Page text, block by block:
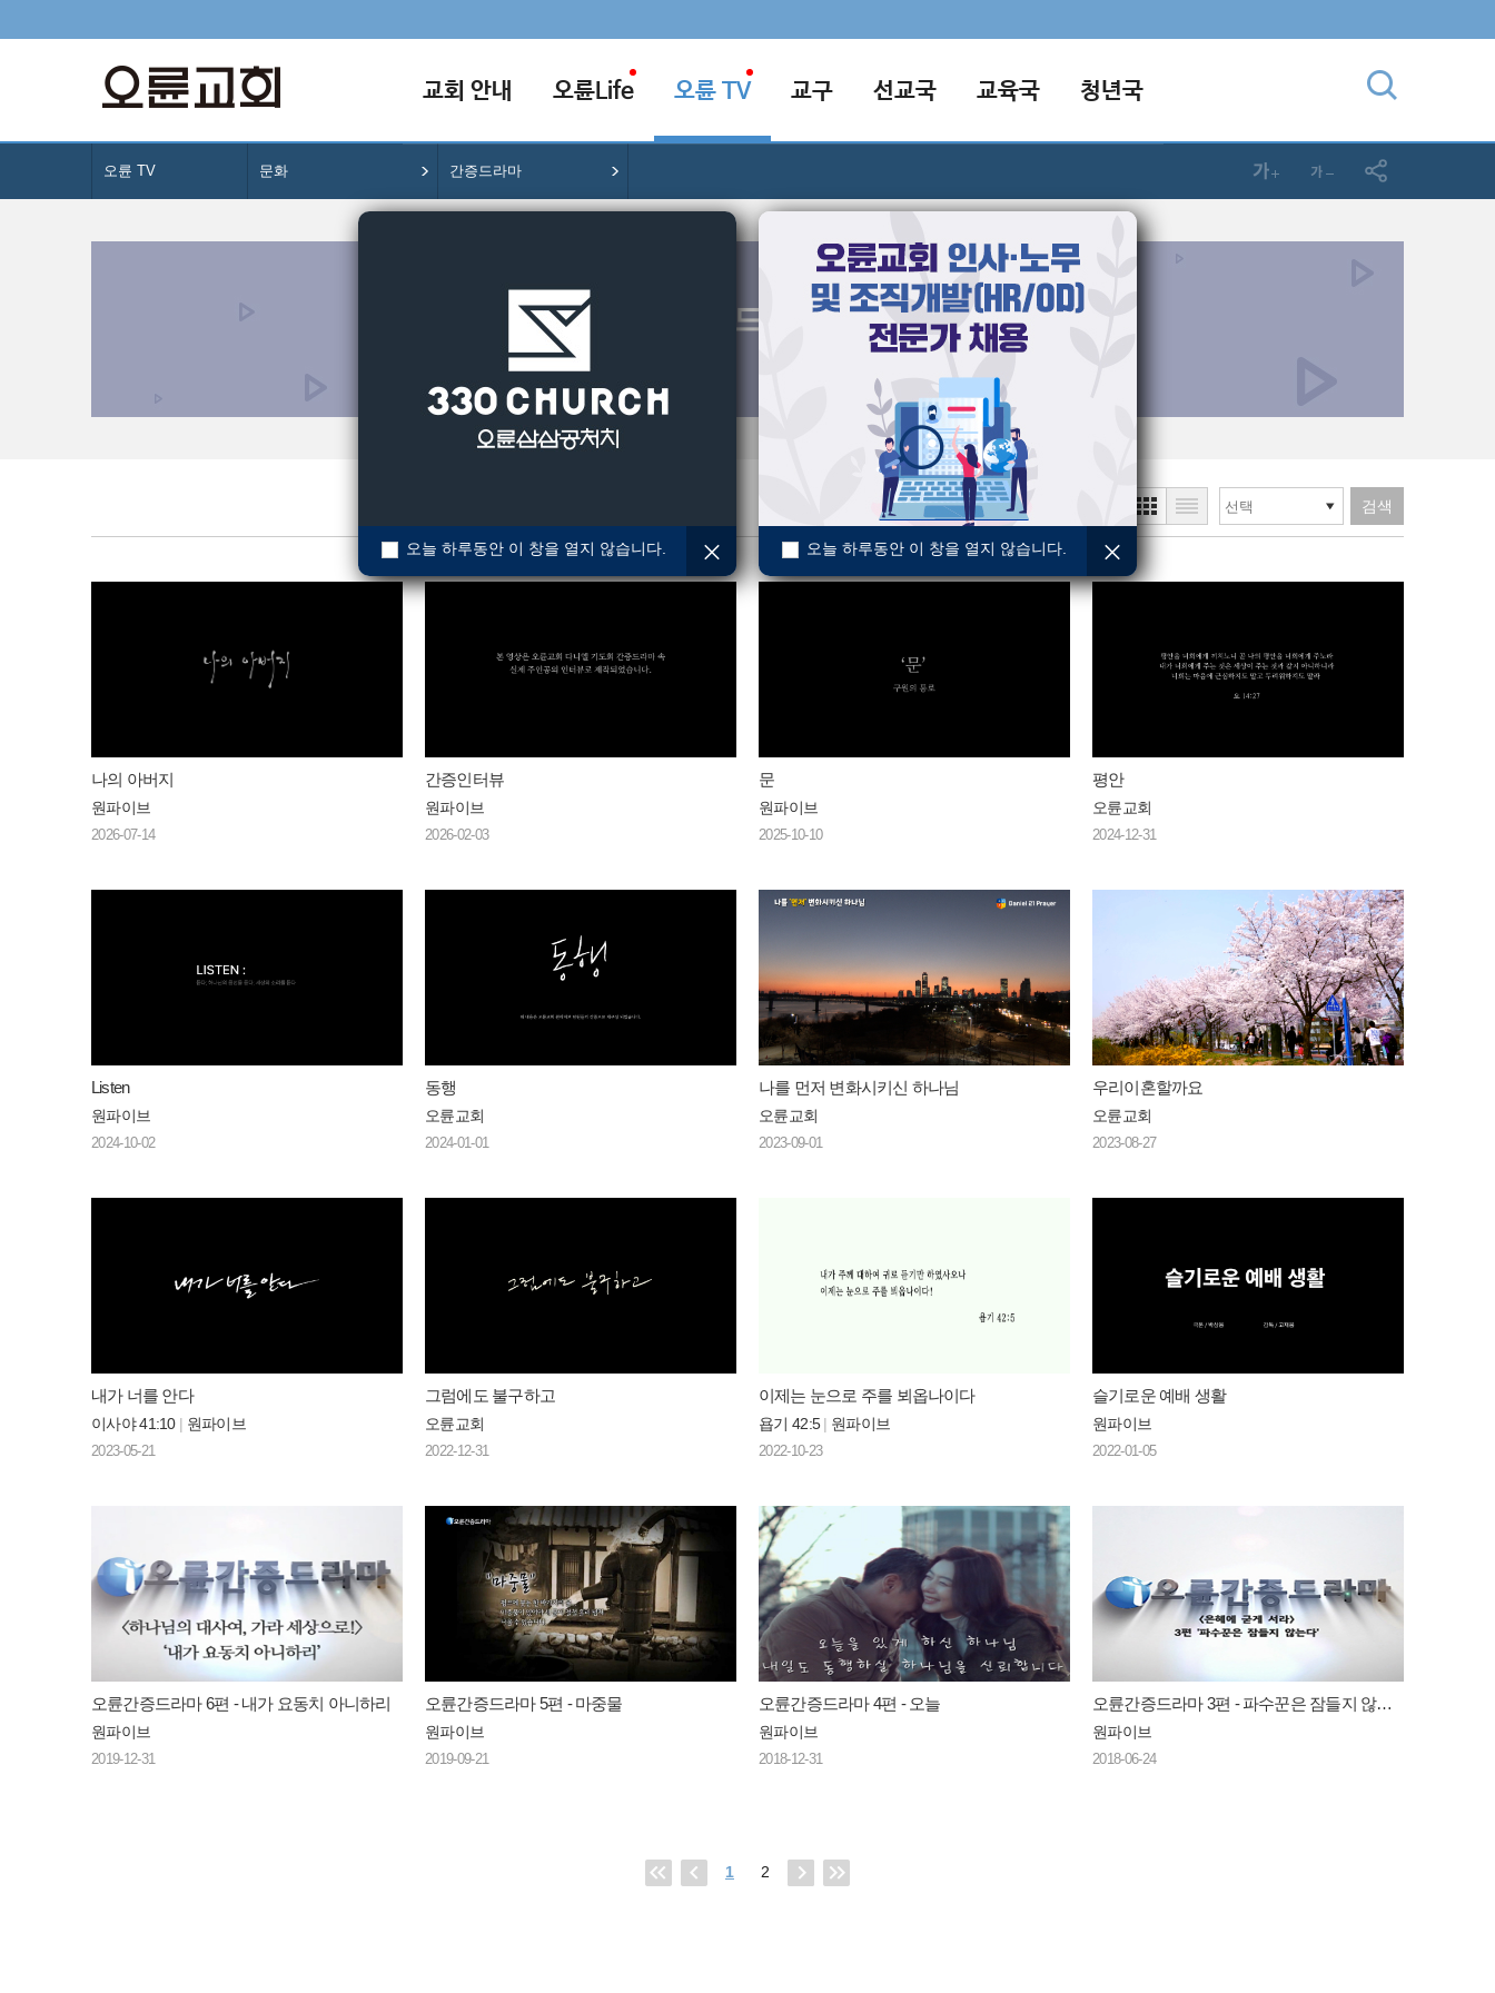
교회 안내 오륜Life 오륜 TV 교구 선교국 교육국 청년국
오륜 TV 문화 간증드라마
간증드라마
검색
나의 아버지
원파이브
2026-07-14
간증인터뷰
원파이브
2026-02-03
문
원파이브
2025-10-10
평안
오륜교회
2024-12-31
Listen
원파이브
2024-10-02
동행
오륜교회
2024-01-01
나를 먼저 변화시키신 하나님
오륜교회
2023-09-01
우리이혼할까요
오륜교회
2023-08-27
내가 너를 안다
이사야 41:10 | 원파이브
2023-05-21
그럼에도 불구하고
오륜교회
2022-12-31
이제는 눈으로 주를 뵈옵나이다
욥기 42:5| 원파이브
2022-10-23
슬기로운 예배 생활
원파이브
2022-01-05
오륜간증드라마 6편 - 내가 요동치 아니하리
원파이브
2019-12-31
오륜간증드라마 5편 - 마중물
원파이브
2019-09-21
오륜간증드라마 4편 - 오늘
원파이브
2018-12-31
오륜간증드라마 3편 - 파수꾼은 잠들지 않는다
원파이브
2018-06-24
1 2
오늘 하루동안 이 창을 열지 않습니다. 오늘 하루동안 이 창을 열지 않습니다.